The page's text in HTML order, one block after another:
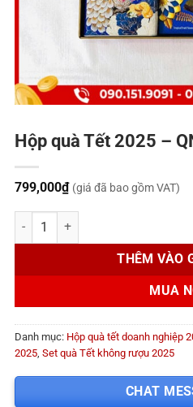
Hộp quà Tết 2025 –
799,000₫ (giá đã bao gồm VAT)
Hộp quà Tết 2025 - QN25799 số
THÊM VÀO
MUA
Danh mục: Hộp quà tết doanh nghiệp
2025 Set quà Tết không rượu 2025
CHAT